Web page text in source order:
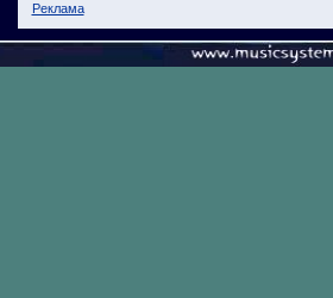
Реклама